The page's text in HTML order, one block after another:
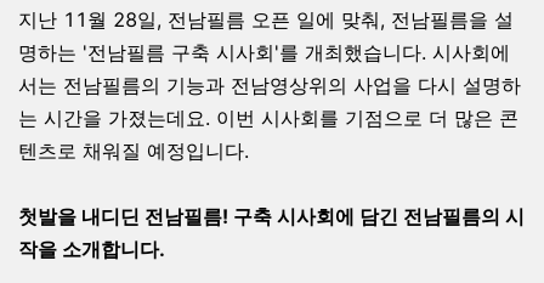
지난 11월 28일, 전남필름 오픈 일에 맞춰, 전남필름을 설
명하는 '전남필름 구축 시사회'를 개최했습니다. 시사회에
서는 전남필름의 기능과 전남영상위의 사업을 다시 설명하
는 시간을 가졌는데요. 이번 시사회를 기점으로 더 많은 콘
텐츠로 채워질 예정입니다.
첫발을 내디딘 전남필름! 구축 시사회에 담긴 전남필름의 시
작을 소개합니다.